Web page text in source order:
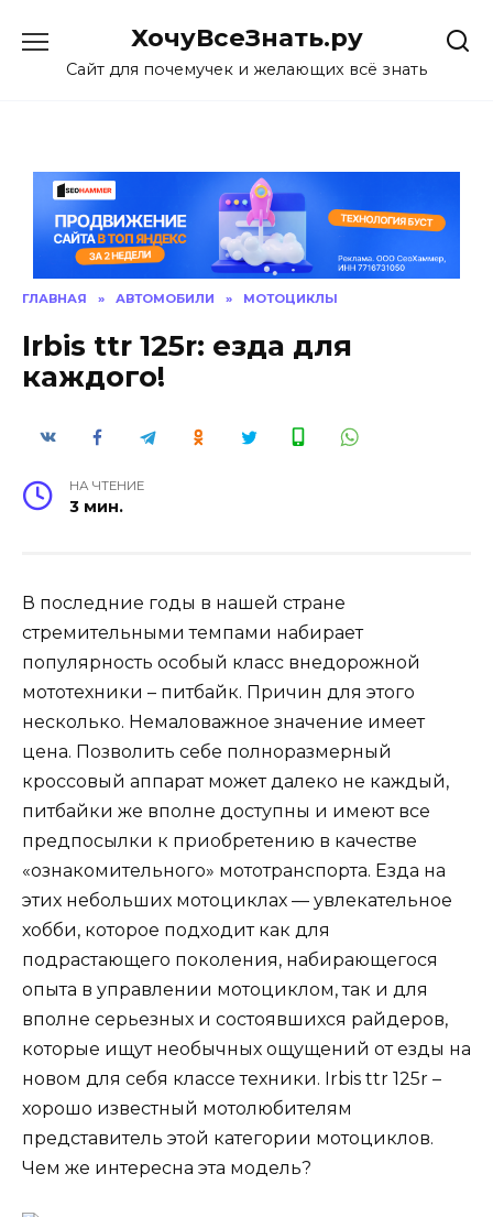
content
ХочуВсеЗнать.ру
Сайт для почемучек и желающих всё знать
ГЛАВНАЯ » АВТОМОБИЛИ » МОТОЦИКЛЫ
Irbis ttr 125r: езда для
каждого!
НА ЧТЕНИЕ
3 мин.
В последние годы в нашей стране
стремительными темпами набирает
популярность особый класс внедорожной
мототехники – питбайк. Причин для этого
несколько. Немаловажное значение имеет
цена. Позволить себе полноразмерный
кроссовый аппарат может далеко не каждый,
питбайки же вполне доступны и имеют все
предпосылки к приобретению в качестве
«ознакомительного» мототранспорта. Езда на
этих небольших мотоциклах — увлекательное
хобби, которое подходит как для
подрастающего поколения, набирающегося
опыта в управлении мотоциклом, так и для
вполне серьезных и состоявшихся райдеров,
которые ищут необычных ощущений от езды на
новом для себя классе техники. Irbis ttr 125r –
хорошо известный мотолюбителям
представитель этой категории мотоциклов.
Чем же интересна эта модель?